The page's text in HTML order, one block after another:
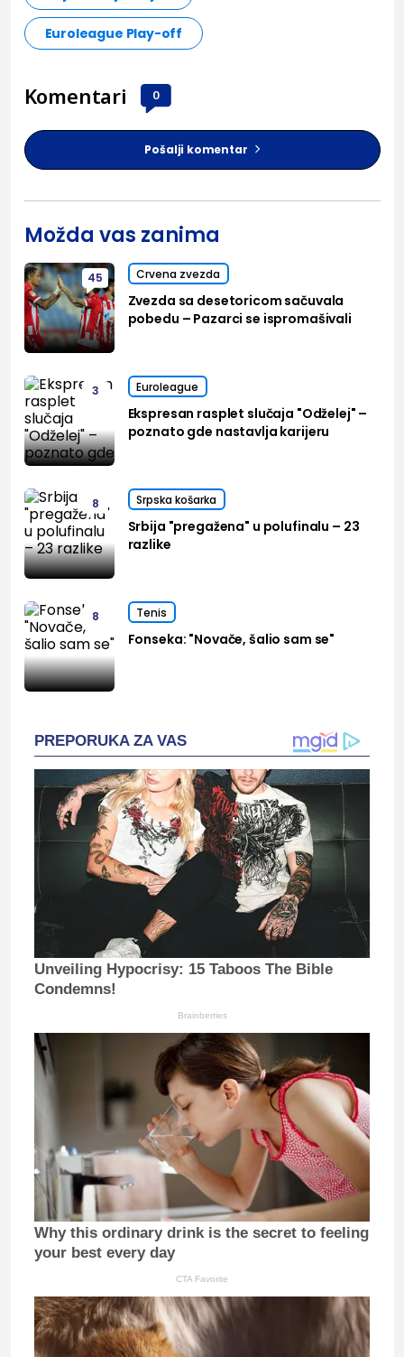
Euroleague Play-off
Komentari 0
Pošalji komentar
Možda vas zanima
45 Crvena zvezda
Zvezda sa desetoricom sačuvala
pobedu – Pazarci se ispromašivali
3 Euroleague
Ekspresan rasplet slučaja "Odželej" –
poznato gde nastavlja karijeru
8 Srpska košarka
Srbija "pregažena" u polufinalu – 23
razlike
8 Tenis
Fonseka: "Novače, šalio sam se"
PREPORUKA ZA VAS
Unveiling Hypocrisy: 15 Taboos The Bible
Condemns!
Brainberries
Why this ordinary drink is the secret to feeling
your best every day
CTA Favorite